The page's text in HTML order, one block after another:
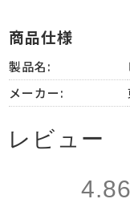
商品仕様
製品名:
メーカー:
レビュー
4.86